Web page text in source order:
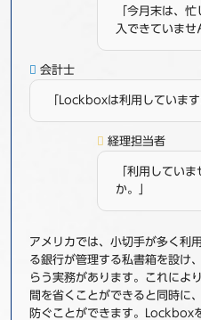
「今月末は、
入できていませ
会計士
「Lockboxは利用しています
経理担当者
「利用してい
か。」
アメリカでは、小切手が多く利
る銀行が管理する私書箱を設け
らう実務があります。これによ
間を省くことができると同時に
防ぐことができます。Lockbox